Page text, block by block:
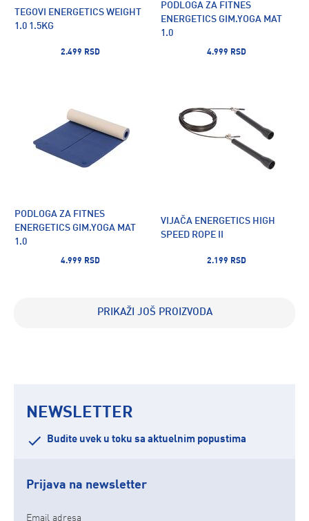
TEGOVI ENERGETICS WEIGHT
1.0 1.5KG
2.499 RSD
PODLOGA ZA FITNES
ENERGETICS GIM.YOGA MAT
1.0
4.999 RSD
PODLOGA ZA FITNES
ENERGETICS GIM.YOGA MAT
1.0
4.999 RSD
VIJAČA ENERGETICS HIGH
SPEED ROPE II
2.199 RSD
PRIKAŽI JOŠ PROIZVODA
NEWSLETTER
Budite uvek u toku sa aktuelnim popustima
Prijava na newsletter
Email adresa